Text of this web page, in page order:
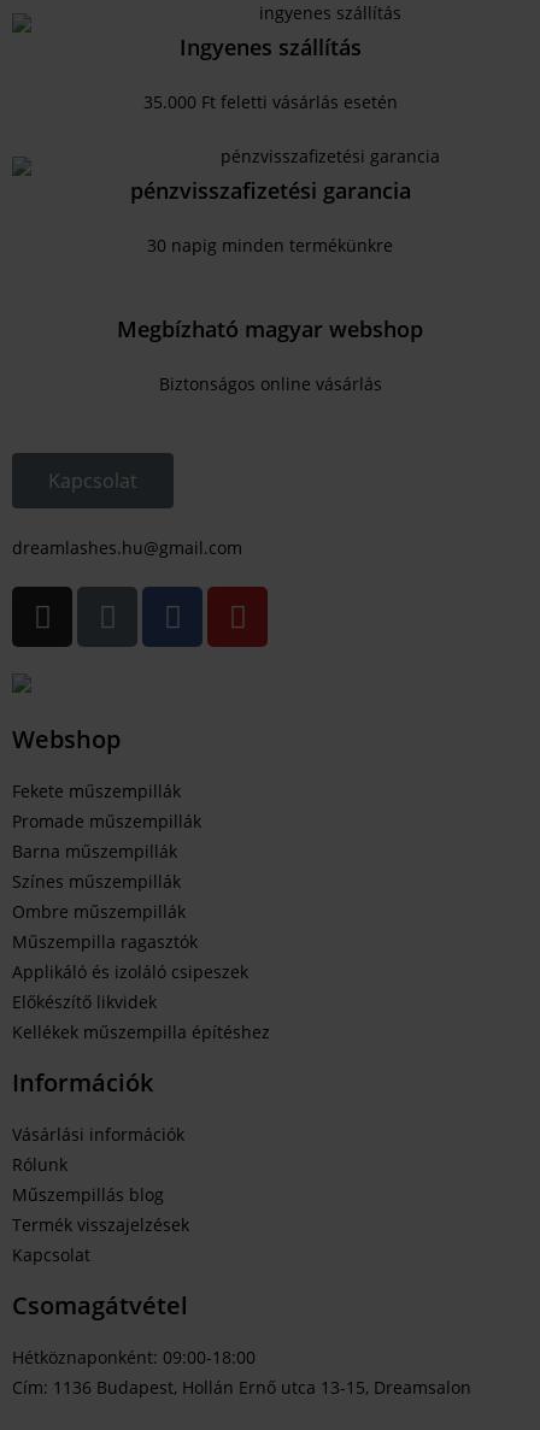
Ingyenes szállítás
35.000 Ft feletti vásárlás esetén
pénzvisszafizetési garancia
30 napig minden termékünkre
Megbízható magyar webshop
Biztonságos online vásárlás
Kapcsolat
dreamlashes.hu@gmail.com
Webshop
Fekete műszempillák
Promade műszempillák
Barna műszempillák
Színes műszempillák
Ombre műszempillák
Műszempilla ragasztók
Applikáló és izoláló csipeszek
Előkészítő likvidek
Kellékek műszempilla építéshez
Információk
Vásárlási információk
Rólunk
Műszempillás blog
Termék visszajelzések
Kapcsolat
Csomagátvétel
Hétköznaponként: 09:00-18:00
Cím: 1136 Budapest, Hollán Ernő utca 13-15, Dreamsalon